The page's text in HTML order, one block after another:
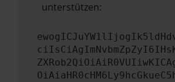
unterstützen: